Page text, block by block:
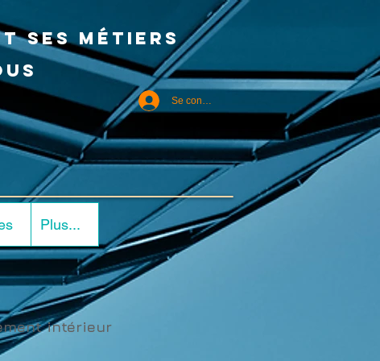
ses métiers
Se connecter
intérieur
Plus...